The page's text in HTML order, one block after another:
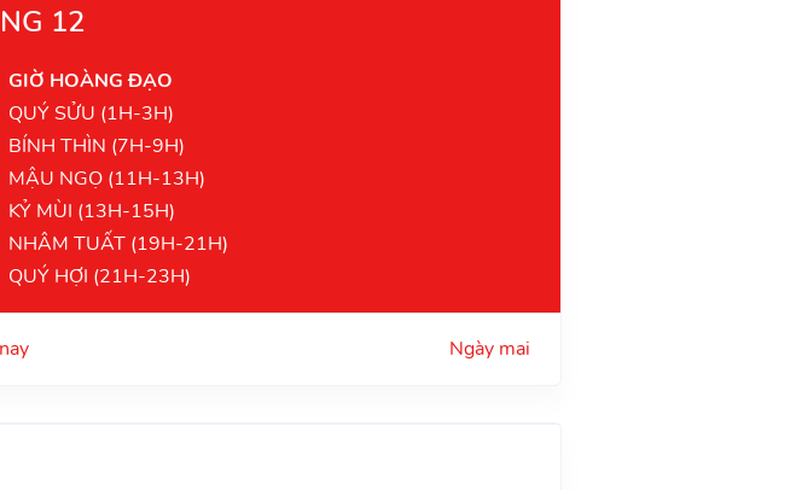
12
GIỜ HOÀNG ĐẠO
QUÝ SỬU (1H-3H)
BÍNH THÌN (7H-9H)
MẬU NGỌ (11H-13H)
KỶ MÙI (13H-15H)
NHÂM TUẤT (19H-21H)
QUÝ HỢI (21H-23H)
Ngày mai